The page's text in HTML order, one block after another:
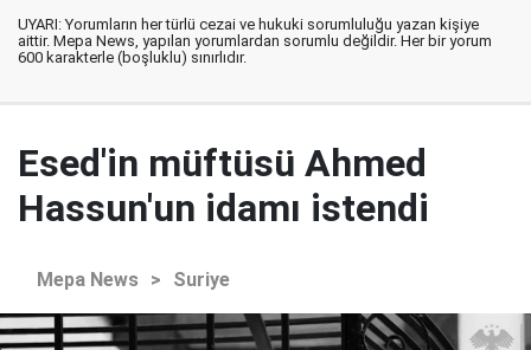
UYARI: Yorumların her türlü cezai ve hukuki sorumluluğu yazan kişiye
aittir. Mepa News, yapılan yorumlardan sorumlu değildir. Her bir yorum
600 karakterle (boşluklu) sınırlıdır.
Esed'in müftüsü Ahmed
Hassun'un idamı istendi
Mepa News > Suriye